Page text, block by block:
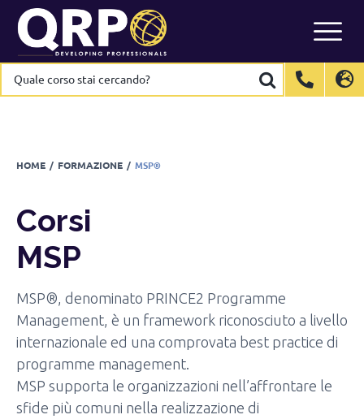
content
International
EN
Luxembourg
Netherlands
NL
Quale
corso
stai
cercando? International
EN
Luxembourg
Netherlands
NL
Quale
corso
stai
cercando?
HOME / FORMAZIONE / MSP®
CorsiMSP
CONTATTACI PER INFORMAZIONI
Corsi
MSP
MSP®, denominato PRINCE2 Programme
Management, è un framework riconosciuto a livello
internazionale ed una comprovata best practice di
programme management.
MSP supporta le organizzazioni nell’affrontare le
sfide più comuni nella realizzazione di